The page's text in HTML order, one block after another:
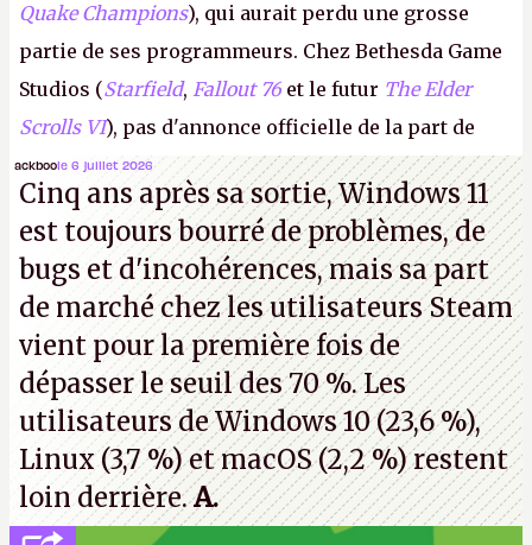
Quake Champions), qui aurait perdu une grosse
partie de ses programmeurs. Chez Bethesda Game
Studios (Starfield, Fallout 76 et le futur The Elder
Scrolls VI), pas d'annonce officielle de la part de
Microsoft, mais le syndicat des employés confirme
de nombreux licenciements.A.
ackboole 6 juillet 2026
Cinq ans après sa sortie, Windows 11
est toujours bourré de problèmes, de
bugs et d'incohérences, mais sa part
de marché chez les utilisateurs Steam
vient pour la première fois de
dépasser le seuil des 70 %. Les
utilisateurs de Windows 10 (23,6 %),
Linux (3,7 %) et macOS (2,2 %) restent
loin derrière.A.